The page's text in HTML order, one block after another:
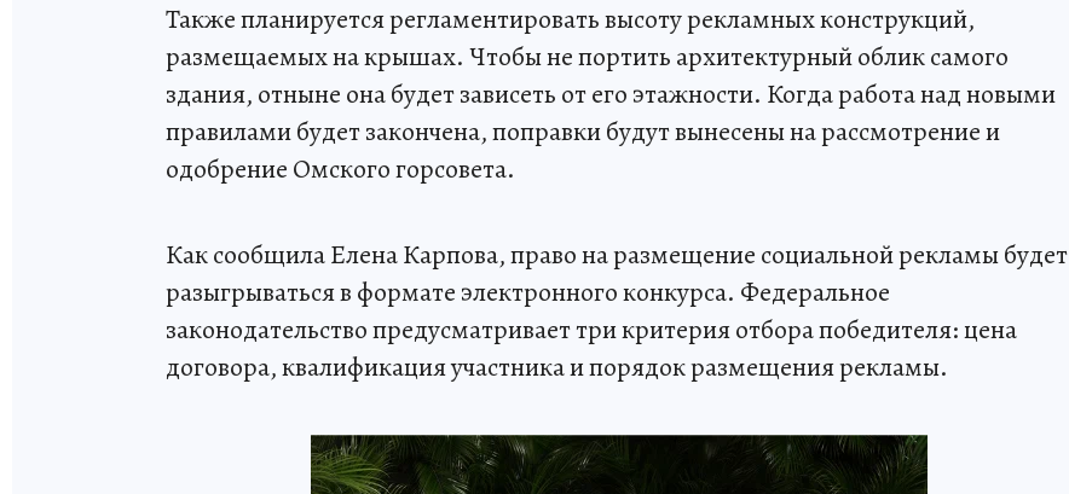
Также планируется регламентировать высоту рекламных конструкций,
размещаемых на крышах. Чтобы не портить архитектурный облик самого
здания, отныне она будет зависеть от его этажности. Когда работа над новыми
правилами будет закончена, поправки будут вынесены на рассмотрение и
одобрение Омского горсовета.
Как сообщила Елена Карпова, право на размещение социальной рекламы будет
разыгрываться в формате электронного конкурса. Федеральное
законодательство предусматривает три критерия отбора победителя: цена
договора, квалификация участника и порядок размещения рекламы.